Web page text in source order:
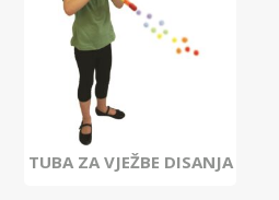
TUBA ZA VJEŽBE DISANJA